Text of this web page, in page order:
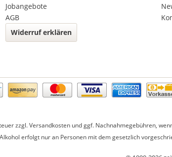
Jobangebote
AGB
Widerruf erklären
zzgl.Versandkostenund ggf. Nachnahmegebühren,
erfolgt nur an Personen mit dem gesetzlich